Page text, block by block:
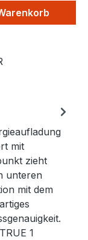
mit
zieht
unteren
mit dem
1